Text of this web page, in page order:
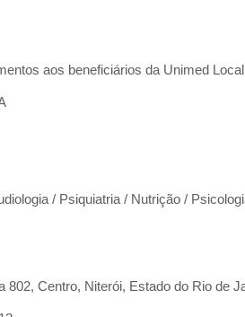
aos beneficiários da Unimed
/ Psiquiatria / Nutrição /
802, Centro, Niterói, Estado do Rio de